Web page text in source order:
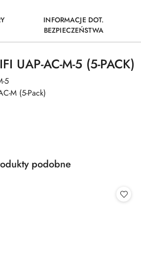
INFORMACJE DOT.
BEZPIECZEŃSTWA
UAP-AC-M-5 (5-PACK)
5
M (5-Pack)
podobne